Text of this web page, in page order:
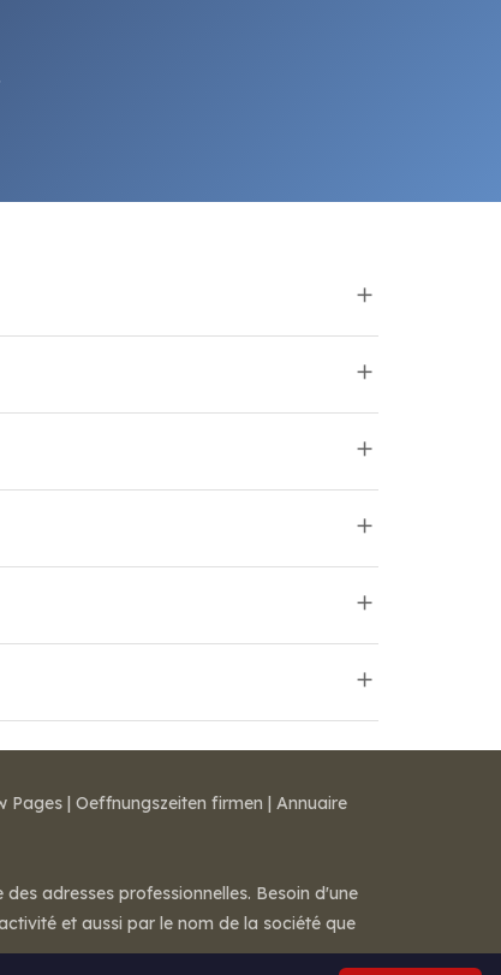
Pages | Oeffnungszeiten firmen | Annuaire
adresses professionnelles. Besoin d'une
et aussi par le nom de la société que